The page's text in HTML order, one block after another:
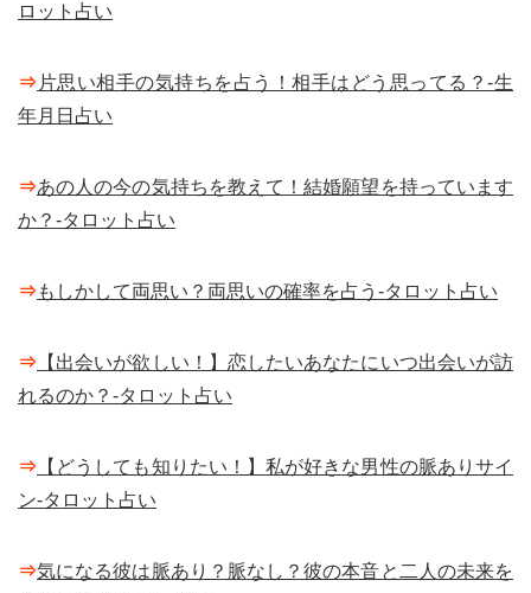
ロット占い
⇒ 片思い相手の気持ちを占う！相手はどう思ってる？-生
年月日占い
⇒あの人の今の気持ちを教えて！結婚願望を持っています
か？-タロット占い
⇒もしかして両思い？両思いの確率を占う-タロット占い
⇒ 【出会いが欲しい！】恋したいあなたにいつ出会いが訪
れるのか？-タロット占い
⇒ 【どうしても知りたい！】私が好きな男性の脈ありサイ
ン-タロット占い
⇒気になる彼は脈あり？脈なし？彼の本音と二人の未来を